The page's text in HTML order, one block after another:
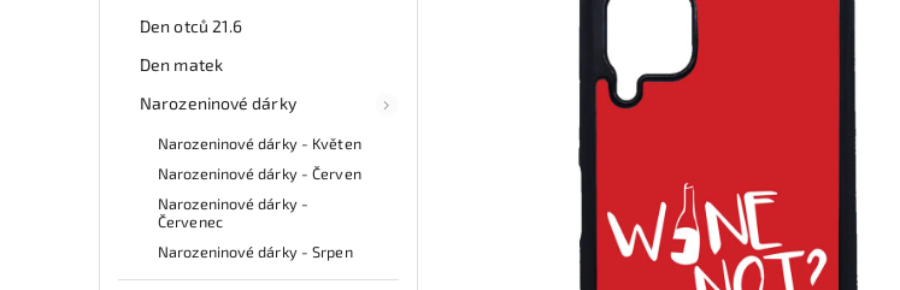
Den otců 21.6
Den matek
Narozeninové dárky
Narozeninové dárky - Květen
Narozeninové dárky - Červen
Narozeninové dárky -
Červenec
Narozeninové dárky - Srpen